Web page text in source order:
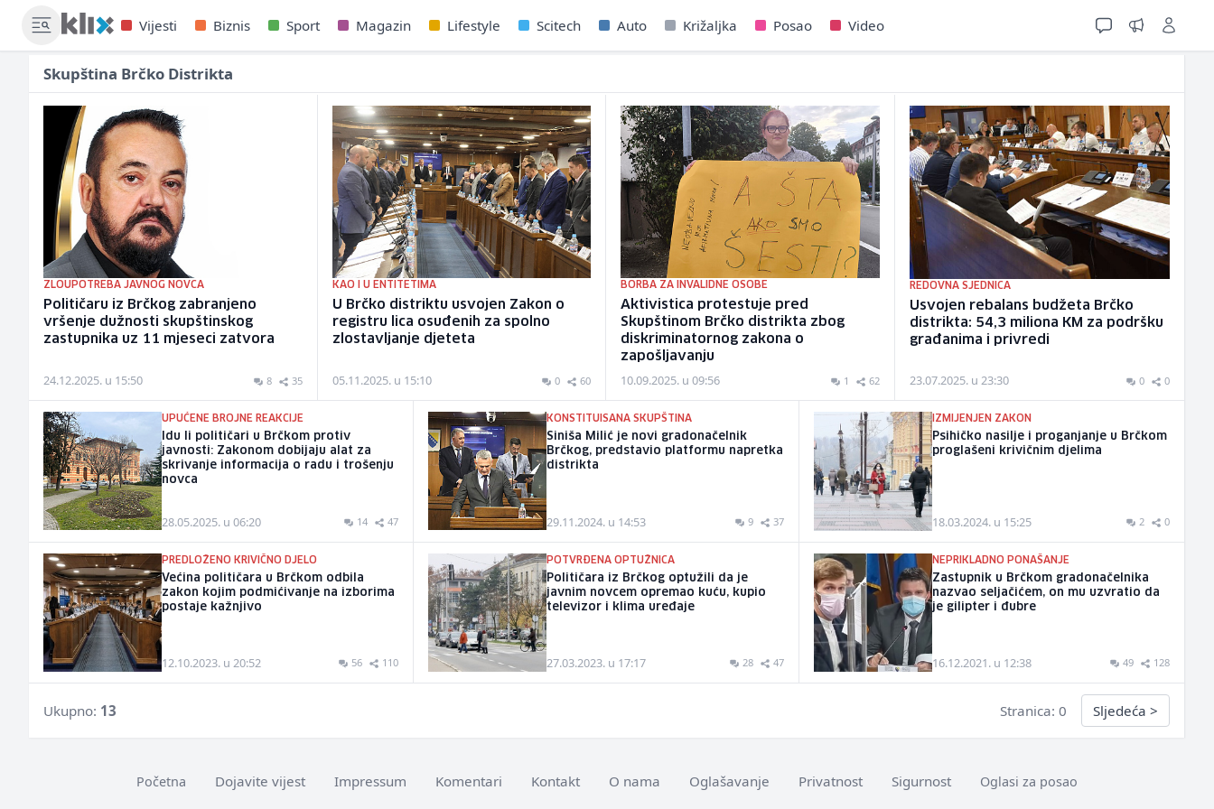
Vijesti Biznis Sport Magazin Lifestyle Scitech Auto Križaljka Posao Video
Skupština Brčko Distrikta
ZLOUPOTREBA JAVNOG NOVCA
Političaru iz Brčkog zabranjeno
vršenje dužnosti skupštinskog
zastupnika uz 11 mjeseci zatvora
24.12.2025. u 15:50 8 35
KAO I U ENTITETIMA
U Brčko distriktu usvojen Zakon o
registru lica osuđenih za spolno
zlostavljanje djeteta
05.11.2025. u 15:10 0 60
BORBA ZA INVALIDNE OSOBE
Aktivistica protestuje pred
Skupštinom Brčko distrikta zbog
diskriminatornog zakona o
zapošljavanju
10.09.2025. u 09:56 1 62
REDOVNA SJEDNICA
Usvojen rebalans budžeta Brčko
distrikta: 54,3 miliona KM za podršku
građanima i privredi
23.07.2025. u 23:30 0 0
UPUĆENE BROJNE REAKCIJE
Idu li političari u Brčkom protiv
javnosti: Zakonom dobijaju alat za
skrivanje informacija o radu i trošenju
novca
28.05.2025. u 06:20 14 47
KONSTITUISANA SKUPŠTINA
Siniša Milić je novi gradonačelnik
Brčkog, predstavio platformu napretka
distrikta
29.11.2024. u 14:53 9 37
IZMIJENJEN ZAKON
Psihičko nasilje i proganjanje u Brčkom
proglašeni krivičnim djelima
18.03.2024. u 15:25 2 0
PREDLOŽENO KRIVIČNO DJELO
Većina političara u Brčkom odbila
zakon kojim podmićivanje na izborima
postaje kažnjivo
12.10.2023. u 20:52 56 110
POTVRĐENA OPTUŽNICA
Političara iz Brčkog optužili da je
javnim novcem opremao kuću, kupio
televizor i klima uređaje
27.03.2023. u 17:17 28 47
NEPRIKLADNO PONAŠANJE
Zastupnik u Brčkom gradonačelnika
nazvao seljačićem, on mu uzvratio da
je gilipter i đubre
16.12.2021. u 12:38 49 128
Ukupno: 13 Stranica: 0 Sljedeća >
Početna Dojavite vijest Impressum Komentari Kontakt O nama Oglašavanje Privatnost Sigurnost Oglasi za posao